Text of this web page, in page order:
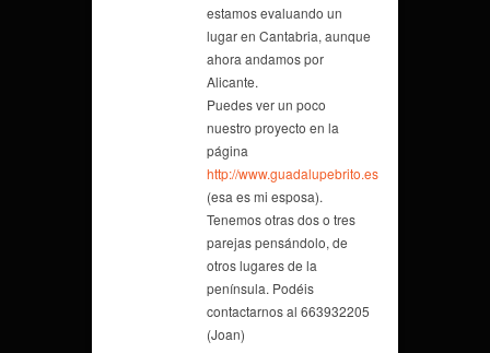
estamos evaluando un
lugar en Cantabria, aunque
ahora andamos por
Alicante.
Puedes ver un poco
nuestro proyecto en la
página
http://www.guadalupebrito.es
(esa es mi esposa).
Tenemos otras dos o tres
parejas pensándolo, de
otros lugares de la
península. Podéis
contactarnos al 663932205
(Joan)